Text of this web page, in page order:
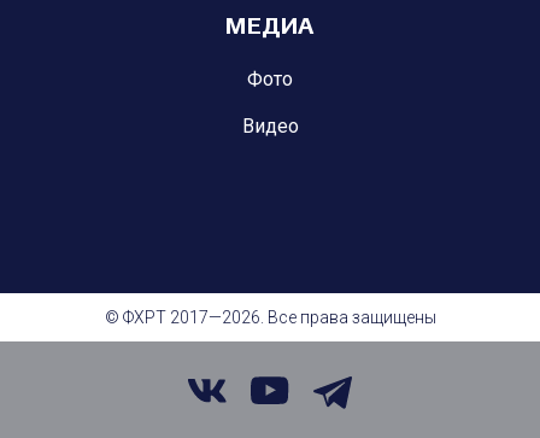
МЕДИА
Фото
Видео
© ФХРТ 2017—2026. Все права защищены